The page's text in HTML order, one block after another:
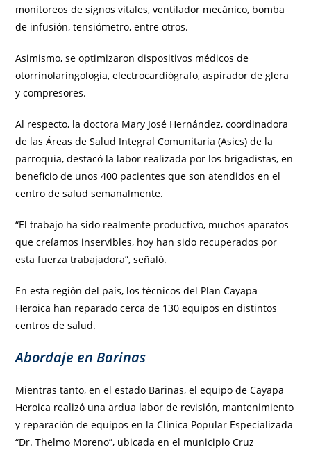
monitoreos de signos vitales, ventilador mecánico, bomba
de infusión, tensiómetro, entre otros.
Asimismo, se optimizaron dispositivos médicos de
otorrinolaringología, electrocardiógrafo, aspirador de glera
y compresores.
Al respecto, la doctora Mary José Hernández, coordinadora
de las Áreas de Salud Integral Comunitaria (Asics) de la
parroquia, destacó la labor realizada por los brigadistas, en
beneficio de unos 400 pacientes que son atendidos en el
centro de salud semanalmente.
“El trabajo ha sido realmente productivo, muchos aparatos
que creíamos inservibles, hoy han sido recuperados por
esta fuerza trabajadora”, señaló.
En esta región del país, los técnicos del Plan Cayapa
Heroica han reparado cerca de 130 equipos en distintos
centros de salud.
Abordaje en Barinas
Mientras tanto, en el estado Barinas, el equipo de Cayapa
Heroica realizó una ardua labor de revisión, mantenimiento
y reparación de equipos en la Clínica Popular Especializada
“Dr. Thelmo Moreno”, ubicada en el municipio Cruz